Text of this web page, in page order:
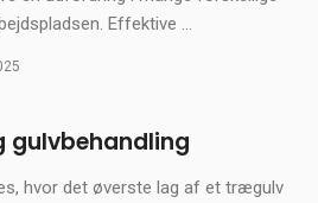
Effektive ...
gulvbehandling
hvor det øverste lag af et trægulv